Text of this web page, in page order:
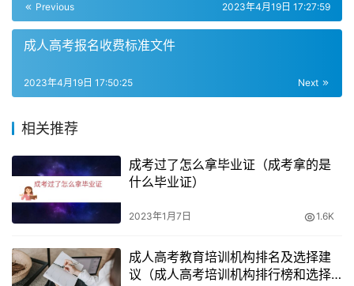
如果您已经毕业，那么您只能报考成人教育专升本。成人教
育专升本是指直接从专科起点读自考本科。需要注意的是，
业，只能报考成人教育专升本。
起点不同，学制不同
最后，我们需要提醒您的是，函授本科和自考本科不同。虽
然自考本科没有学历要求，但是如果您没有大专学历，您仍
然需要从高中起点开始学习，并且需要更长的学习时间才能
获得学位证书。因此，如果您已经获得了大专学历，那么报
考函授本科可能更为适合。
Previous 2023年4月19日 17:27:59
成人高考报名收费标准文件
Next
2023年4月19日 17:50:25
相关推荐
成考过了怎么拿毕业证（成考拿的是
什么毕业证）
2023年1月7日 1.6K
成人高考教育培训机构排名及选择建
议（成人高考培训机构排行榜和选择